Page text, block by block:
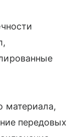
материала,
передовых